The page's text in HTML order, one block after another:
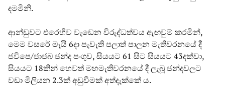
දමමිනි.
ආන්ඩුවට එරෙහිව වැඩෙන විරුද්ධත්වය ඇඟවුම් කරමින්,
මෙම වසරේ මැයි 6දා පැවැති පලාත් පාලන මැතිවරනයේ දී
ජවිපෙ/ජාජබ ඡන්ද පංගුව, සියයට 61 සිට සියයට 43දක්වා,
සියයට 18කින් හෙවත් මහමැතිවරනයේ දී ලැබූ ඡන්දවලට
වඩා මිලියන 2.3ක් අඩුවීමක් අත්දැක්කේ ය.